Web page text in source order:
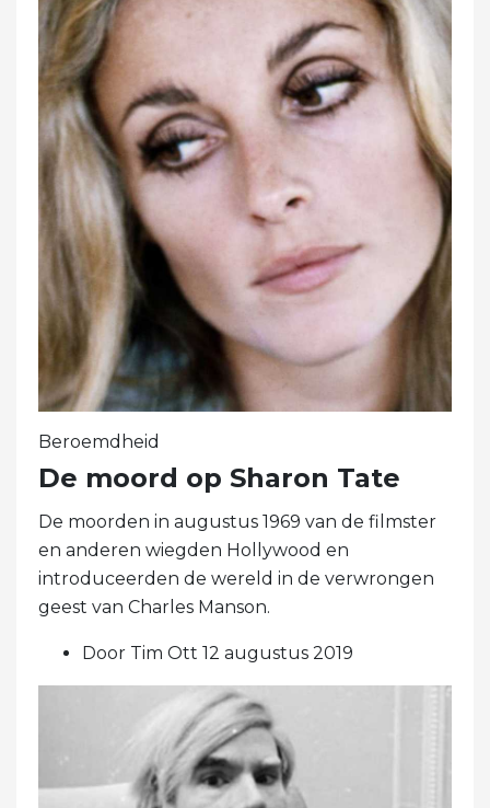
Beroemdheid
De moord op Sharon Tate
De moorden in augustus 1969 van de filmster
en anderen wiegden Hollywood en
introduceerden de wereld in de verwrongen
geest van Charles Manson.
Door Tim Ott 12 augustus 2019